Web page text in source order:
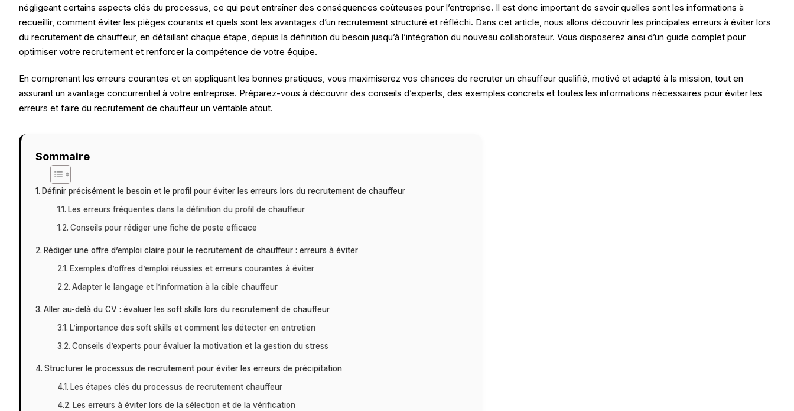
négligeant certains aspects clés du processus, ce qui peut entraîner des conséquences coûteuses pour l’entreprise. Il est donc important de savoir quelles sont les informations à
recueillir, comment éviter les pièges courants et quels sont les avantages d’un recrutement structuré et réfléchi. Dans cet article, nous allons découvrir les principales erreurs à éviter lors
du recrutement de chauffeur, en détaillant chaque étape, depuis la définition du besoin jusqu’à l’intégration du nouveau collaborateur. Vous disposerez ainsi d’un guide complet pour
optimiser votre recrutement et renforcer la compétence de votre équipe.
En comprenant les erreurs courantes et en appliquant les bonnes pratiques, vous maximiserez vos chances de recruter un chauffeur qualifié, motivé et adapté à la mission, tout en
assurant un avantage concurrentiel à votre entreprise. Préparez-vous à découvrir des conseils d’experts, des exemples concrets et toutes les informations nécessaires pour éviter les
erreurs et faire du recrutement de chauffeur un véritable atout.
Sommaire
Définir précisément le besoin et le profil pour éviter les erreurs lors du recrutement de chauffeur
Les erreurs fréquentes dans la définition du profil de chauffeur
Conseils pour rédiger une fiche de poste efficace
Rédiger une offre d’emploi claire pour le recrutement de chauffeur : erreurs à éviter
Exemples d’offres d’emploi réussies et erreurs courantes à éviter
Adapter le langage et l’information à la cible chauffeur
Aller au-delà du CV : évaluer les soft skills lors du recrutement de chauffeur
L’importance des soft skills et comment les détecter en entretien
Conseils d’experts pour évaluer la motivation et la gestion du stress
Structurer le processus de recrutement pour éviter les erreurs de précipitation
Les étapes clés du processus de recrutement chauffeur
Les erreurs à éviter lors de la sélection et de la vérification